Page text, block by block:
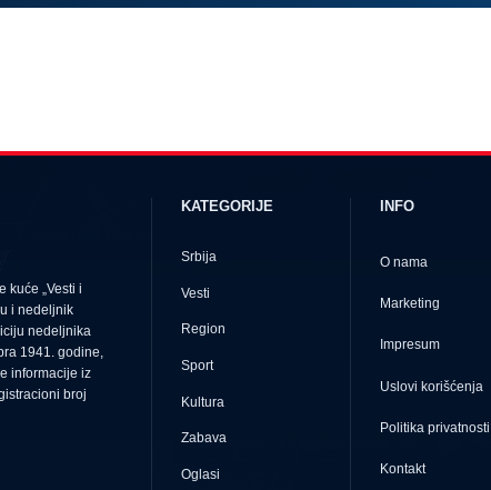
kuće „Vesti i
i nedeljnik
nedeljnika
1941. godine,
informacije iz
broj
KATEGORIJE
Srbija
Vesti
Region
Sport
Kultura
Zabava
Oglasi
INFO
O nama
Marketing
Impresum
Uslovi korišćenja
Politika privatnosti
Kontakt